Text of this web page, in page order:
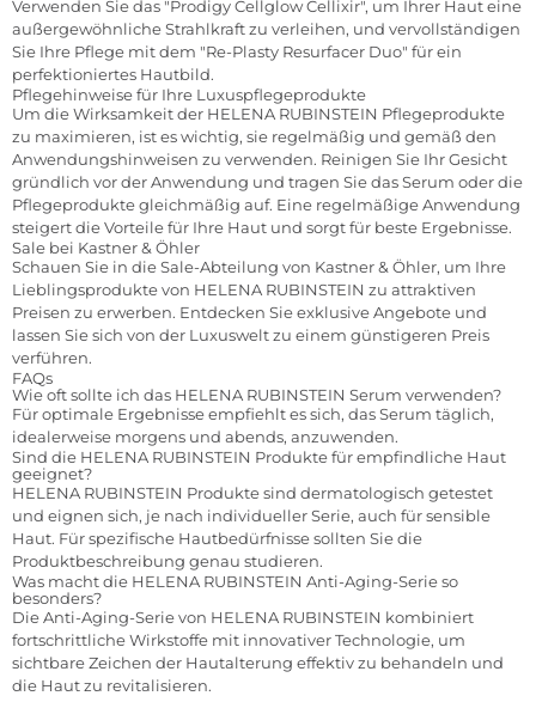
Verwenden Sie das "Prodigy Cellglow Cellixir", um Ihrer Haut eine
außergewöhnliche Strahlkraft zu verleihen, und vervollständigen
Sie Ihre Pflege mit dem "Re-Plasty Resurfacer Duo" für ein
perfektioniertes Hautbild.
Pflegehinweise für Ihre Luxuspflegeprodukte
Um die Wirksamkeit der HELENA RUBINSTEIN Pflegeprodukte
zu maximieren, ist es wichtig, sie regelmäßig und gemäß den
Anwendungshinweisen zu verwenden. Reinigen Sie Ihr Gesicht
gründlich vor der Anwendung und tragen Sie das Serum oder die
Pflegeprodukte gleichmäßig auf. Eine regelmäßige Anwendung
steigert die Vorteile für Ihre Haut und sorgt für beste Ergebnisse.
Sale bei Kastner & Öhler
Schauen Sie in die Sale-Abteilung von Kastner & Öhler, um Ihre
Lieblingsprodukte von HELENA RUBINSTEIN zu attraktiven
Preisen zu erwerben. Entdecken Sie exklusive Angebote und
lassen Sie sich von der Luxuswelt zu einem günstigeren Preis
verführen.
FAQs
Wie oft sollte ich das HELENA RUBINSTEIN Serum verwenden?
Für optimale Ergebnisse empfiehlt es sich, das Serum täglich,
idealerweise morgens und abends, anzuwenden.
Sind die HELENA RUBINSTEIN Produkte für empfindliche Haut
geeignet?
HELENA RUBINSTEIN Produkte sind dermatologisch getestet
und eignen sich, je nach individueller Serie, auch für sensible
Haut. Für spezifische Hautbedürfnisse sollten Sie die
Produktbeschreibung genau studieren.
Was macht die HELENA RUBINSTEIN Anti-Aging-Serie so
besonders?
Die Anti-Aging-Serie von HELENA RUBINSTEIN kombiniert
fortschrittliche Wirkstoffe mit innovativer Technologie, um
sichtbare Zeichen der Hautalterung effektiv zu behandeln und
die Haut zu revitalisieren.